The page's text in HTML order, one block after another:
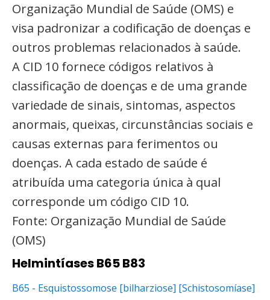
Organização Mundial de Saúde (OMS) e
visa padronizar a codificação de doenças e
outros problemas relacionados à saúde.
A CID 10 fornece códigos relativos à
classificação de doenças e de uma grande
variedade de sinais, sintomas, aspectos
anormais, queixas, circunstâncias sociais e
causas externas para ferimentos ou
doenças. A cada estado de saúde é
atribuída uma categoria única à qual
corresponde um código CID 10.
Fonte: Organização Mundial de Saúde
(OMS)
Helmintíases B65 B83
B65 - Esquistossomose [bilharziose] [Schistosomíase]